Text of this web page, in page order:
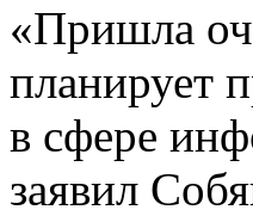
«Пришла
планирует
в сфере
заявил